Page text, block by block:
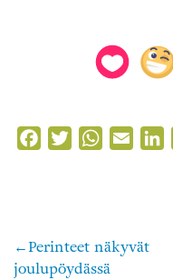
FacebookTwitterWhatsApp
Email
Artikkelien
Perinteet näkyvät
joulupöydässä